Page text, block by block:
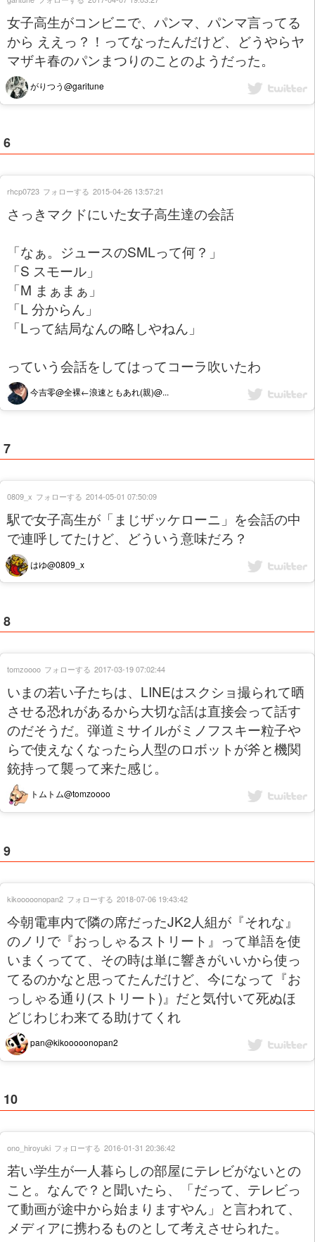
女子高生がコンビニで、パンマ、パンマ言ってる
から ええっ？！ってなったんだけど、どうやらヤ
マザキ春のパンまつりのことのようだった。
がりつう@garitune
6
さっきマクドにいた女子高生達の会話
「なぁ。ジュースのSMLって何？」
「S スモール」
「M まぁまぁ」
「L 分からん」
「Lって結局なんの略しやねん」
っていう会話をしてはってコーラ吹いたわ
今吉零@全裸←浪速ともあれ(親)@...
rhcp0723 フォローする 2015-04-26 13:57:21
7
駅で女子高生が「まじザッケローニ」を会話の中
で連呼してたけど、どういう意味だろ？
はゆ@0809_x
0809_x フォローする 2014-05-01 07:50:09
8
いまの若い子たちは、LINEはスクショ撮られて晒
させる恐れがあるから大切な話は直接会って話す
のだそうだ。弾道ミサイルがミノフスキー粒子や
らで使えなくなったら人型のロボットが斧と機関
銃持って襲って来た感じ。
トムトム@tomzoooo
tomzoooo フォローする 2017-03-19 07:02:44
9
今朝電車内で隣の席だったJK2人組が『それな』
のノリで『おっしゃるストリート』って単語を使
いまくってて、その時は単に響きがいいから使っ
てるのかなと思ってたんだけど、今になって『お
っしゃる通り(ストリート)』だと気付いて死ぬほ
どじわじわ来てる助けてくれ
pan@kikooooonopan2
kikooooonopan2 フォローする 2018-07-06 19:43:42
10
若い学生が一人暮らしの部屋にテレビがないとの
こと。なんで？と聞いたら、「だって、テレビっ
て動画が途中から始まりますやん」と言われて、
メディアに携わるものとして考えさせられた。
ono_hiroyuki フォローする 2016-01-31 20:36:42